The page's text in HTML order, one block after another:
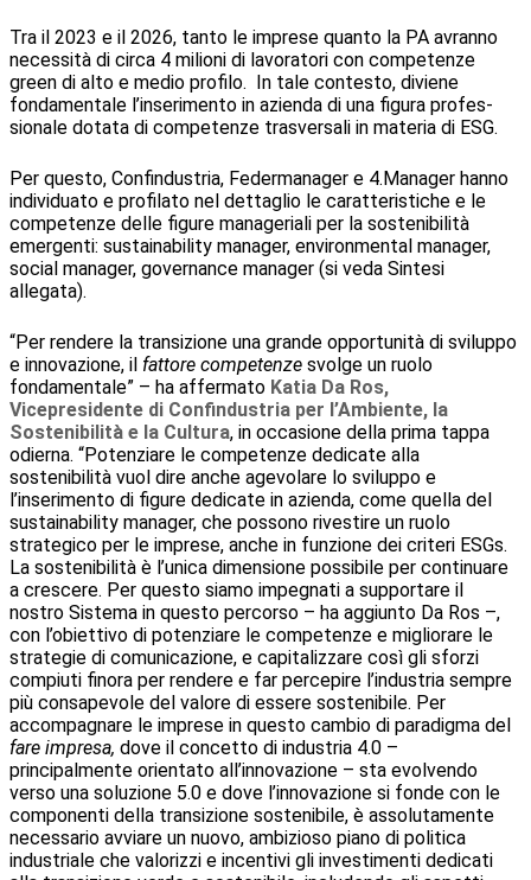
Tra il 2023 e il 2026, tanto le imprese quanto la PA avranno
necessità di circa 4 milioni di lavoratori con competenze
green di alto e medio profilo. In tale contesto, diviene
fondamentale l’inserimento in azienda di una figura profes­
sionale dotata di competenze trasversali in materia di ESG.
Per questo, Confindustria, Federmanager e 4.Manager hanno
individuato e profilato nel dettaglio le caratteristiche e le
competenze delle figure manageriali per la sostenibilità
emergenti: sustainability manager, environmental manager,
social manager, governance manager (si veda Sintesi
allegata).
“Per rendere la transizione una grande opportunità di sviluppo
e innovazione, il fattore competenze svolge un ruolo
fondamentale” – ha affermato Katia Da Ros,
Vicepresidente di Confindustria per l’Ambiente, la
Sostenibilità e la Cultura, in occasione della prima tappa
odierna. “Potenziare le competenze dedicate alla
sostenibilità vuol dire anche agevolare lo sviluppo e
l’inserimento di figure dedicate in azienda, come quella del
sustainability manager, che possono rivestire un ruolo
strategico per le imprese, anche in funzione dei criteri ESGs.
La sostenibilità è l’unica dimensione possibile per continuare
a crescere. Per questo siamo impegnati a supportare il
nostro Sistema in questo percorso – ha aggiunto Da Ros –,
con l’obiettivo di potenziare le competenze e migliorare le
strategie di comunicazione, e capitalizzare così gli sforzi
compiuti finora per rendere e far percepire l’industria sempre
più consapevole del valore di essere sostenibile. Per
accompagnare le imprese in questo cambio di paradigma del
fare impresa, dove il concetto di industria 4.0 –
principalmente orientato all’innovazione – sta evolvendo
verso una soluzione 5.0 e dove l’innovazione si fonde con le
componenti della transizione sostenibile, è assolutamente
necessario avviare un nuovo, ambizioso piano di politica
industriale che valorizzi e incentivi gli investimenti dedicati